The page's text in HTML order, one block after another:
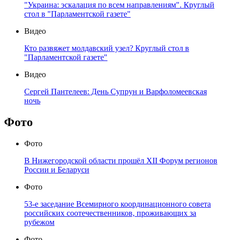
"Украина: эскалация по всем направлениям". Круглый
стол в "Парламентской газете"
Видео
Кто развяжет молдавский узел? Круглый стол в
"Парламентской газете"
Видео
Сергей Пантелеев: День Супрун и Варфоломеевская
ночь
Фото
Фото
В Нижегородской области прошёл XII Форум регионов
России и Беларуси
Фото
53-е заседание Всемирного координационного совета
российских соотечественников, проживающих за
рубежом